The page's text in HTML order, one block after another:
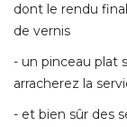
dont le rendu
de vernis
- un pinceau plat
arracherez la
- et bien sûr des